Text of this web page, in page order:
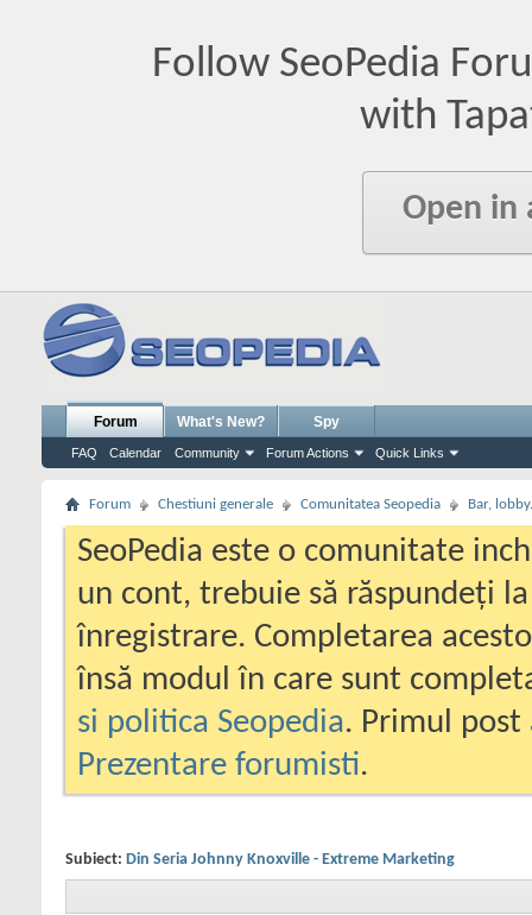
Follow SeoPedia
with
Open in
Forum
FAQ Calendar Community Forum Actions Quick Links
What's New? Spy
Forum Chestiuni generale Comunitatea Seopedia Bar,
SeoPedia este o comunitate
un cont, trebuie să răspundeți
înregistrare. Completarea
însă modul în care sunt
si politica Seopedia. Primul
Prezentare forumisti.
Subiect: Din Seria Johnny Knoxville - Extreme Marketing